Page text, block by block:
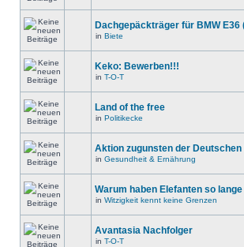
Dachgepäckträger für BMW E36
in Biete
Keko: Bewerben!!!
in T-O-T
Land of the free
in Politikecke
Aktion zugunsten der
in Gesundheit & Ernährung
Warum haben Elefanten so
in Witzigkeit kennt keine Grenzen
Avantasia Nachfolger
in T-O-T